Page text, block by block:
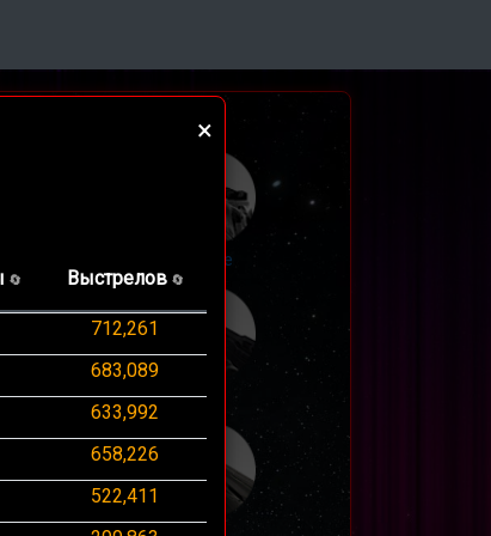
deagle
tmp
×
🔄 Выстрелов 🔄
712,261
683,089
633,992
658,226
522,411